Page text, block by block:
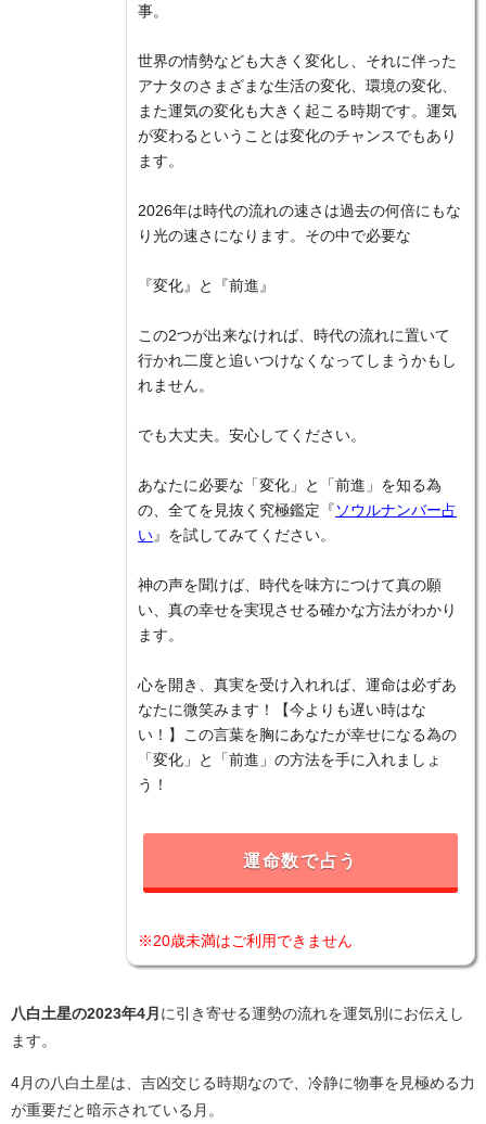
事。
世界の情勢なども大きく変化し、それに伴った
アナタのさまざまな生活の変化、環境の変化、
また運気の変化も大きく起こる時期です。運気
が変わるということは変化のチャンスでもあり
ます。
2026年は時代の流れの速さは過去の何倍にもな
り光の速さになります。その中で必要な
『変化』と『前進』
この2つが出来なければ、時代の流れに置いて
行かれ二度と追いつけなくなってしまうかもし
れません。
でも大丈夫。安心してください。
あなたに必要な「変化」と「前進」を知る為
の、全てを見抜く究極鑑定『 ソウルナンバー占
い 』を試してみてください。
神の声を聞けば、時代を味方につけて真の願
い、真の幸せを実現させる確かな方法がわかり
ます。
心を開き、真実を受け入れれば、運命は必ずあ
なたに微笑みます！【今よりも遅い時はな
い！】この言葉を胸にあなたが幸せになる為の
「変化」と「前進」の方法を手に入れましょ
う！
運命数で占う
※20歳未満はご利用できません
八白土星の2023年4月 に引き寄せる運勢の流れを運気別にお伝えし
ます。
4月の八白土星は、吉凶交じる時期なので、冷静に物事を見極める力
が重要だと暗示されている月。